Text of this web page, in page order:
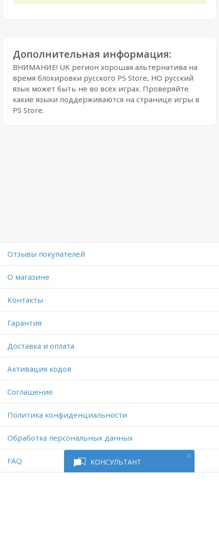
КОНСУЛЬТАНТ
Дополнительная информация:
ВНИМАНИЕ! UK регион хорошая альтернатива на
время блокировки русского PS Store, НО русский
язык может быть не во всех играх. Проверяйте
какие языки поддерживаются на странице игры в
PS Store.
Отзывы покупателей
O магазине
Контакты
Гарантия
Доставка и оплата
Активация кодов
Соглашение
Политика конфиденциальности
Обработка персональных данных
FAQ